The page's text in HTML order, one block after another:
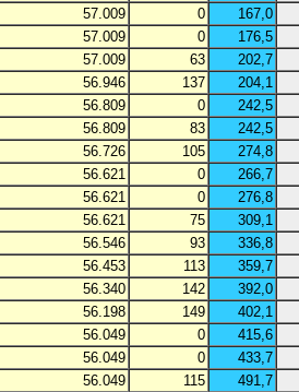
57.009 0
167,0
57.009 0
176,5
57.009 63
202,7
56.946 137
204,1
56.809 0
242,5
56.809 83
242,5
56.726 105
274,8
56.621 0
266,7
56.621 0
276,8
56.621 75
309,1
56.546 93
336,8
56.453 113
359,7
56.340 142
392,0
56.198 149
402,1
56.049 0
415,6
56.049 0
433,7
56.049 115
491,7